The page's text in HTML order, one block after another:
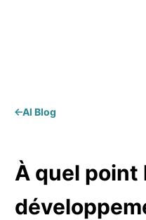
Al Blog
À quel point